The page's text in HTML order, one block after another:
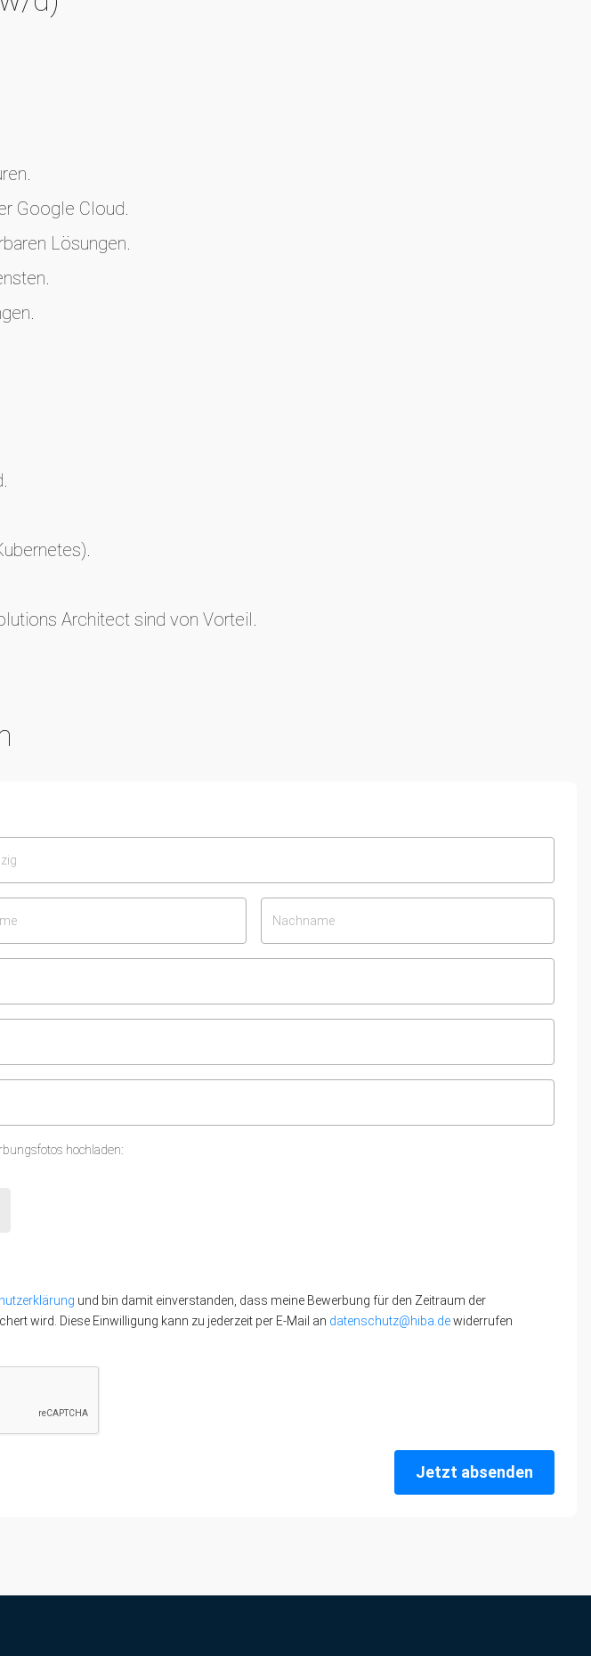
Google Cloud.
Lösungen.
Architect sind von Vorteil.
hochladen:
und bin damit einverstanden, dass meine Bewerbung für den Zeitraum der
wird. Diese Einwilligung kann zu jederzeit per E-Mail an datenschutz@hiba.dewiderrufen
Jetzt absenden